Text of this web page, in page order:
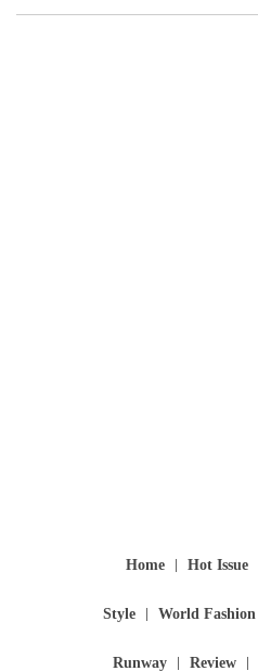
Home Hot Issue
Style World Fashion
Runway Review